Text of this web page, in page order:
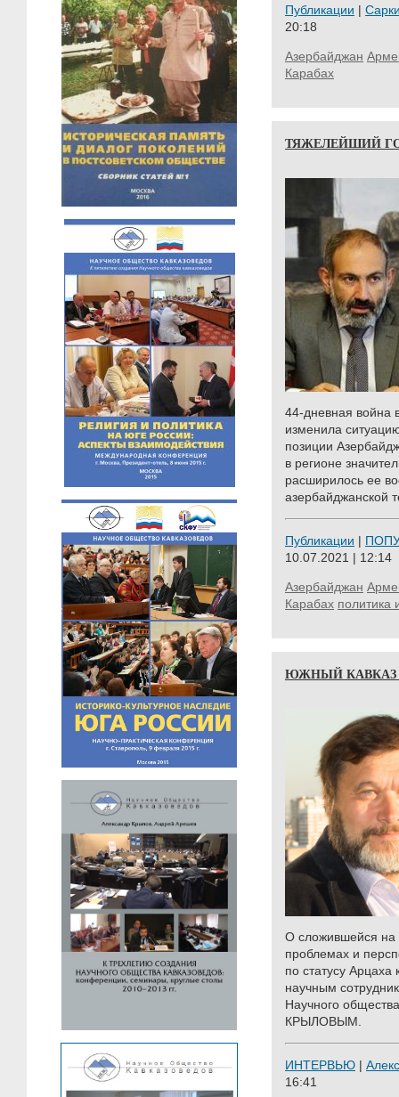
Публикации |
20:18
Азербайджан
Карабах
ТЯЖЕЛЕЙШИЙ
44-дневная война
изменила
позиции
в регионе
расширилось ее
азербайджанской
Публикации |
10.07.2021 | 12:14
Азербайджан
Карабах политика
ЮЖНЫЙ КАВКАЗ
О сложившейся на
проблемах и
по статусу
научным
Научного
КРЫЛОВЫМ.
ИНТЕРВЬЮ |
16:41